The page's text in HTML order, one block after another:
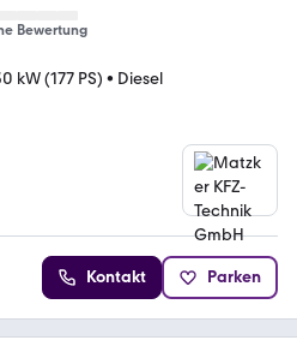
Bewertung
kW (177 PS) • Diesel
Kontakt Parken